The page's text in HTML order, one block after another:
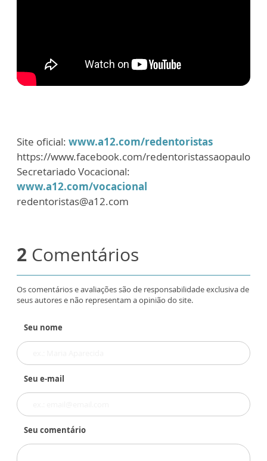
Site oficial: www.a12.com/redentoristas
https://www.facebook.com/redentoristassaopaulo
Secretariado Vocacional:
www.a12.com/vocacional
redentoristas@a12.com
2 Comentários
Os comentários e avaliações são de responsabilidade exclusiva de
seus autores e não representam a opinião do site.
Seu nome
Seu e-mail
Seu comentário